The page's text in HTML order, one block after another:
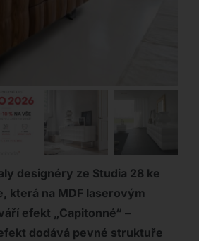
designéry ze Studia 28 ke
která na MDF laserovým
efekt „Capitonné“ –
dodává pevné struktuře